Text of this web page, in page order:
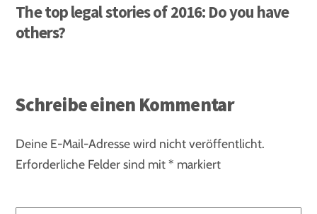
The top legal stories of 2016: Do you have
others?
Schreibe einen Kommentar
Deine E-Mail-Adresse wird nicht veröffentlicht.
Erforderliche Felder sind mit* markiert